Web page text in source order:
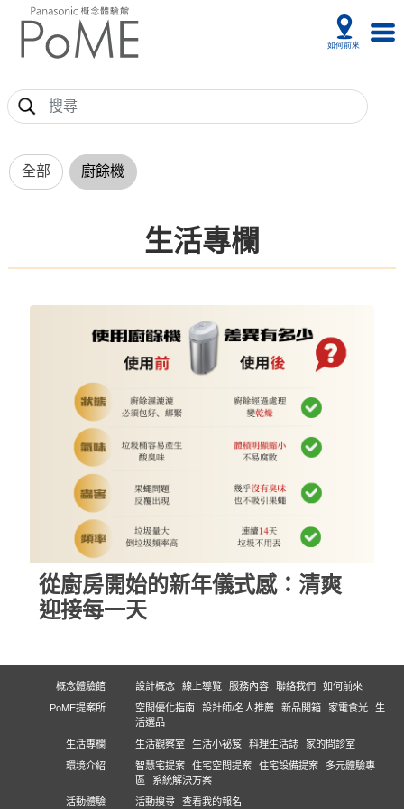
全部 廚餘機
生活專欄
從廚房開始的新年儀式感：清爽
迎接每一天
概念體驗館 設計概念 線上導覧 服務內容 聯絡我們
如何前來
PoME提案所
空間優化指南 設計師/名人推薦 新品開箱 家電食光
生
活選品
生活專欄
生活觀察室 生活小祕笈 料理生活誌
家的問診室
環境介紹
智慧宅提案 住宅空間提案 住宅設備提案
多元體驗專
區
系統解決方案
活動體驗
活動搜尋 查看我的報名